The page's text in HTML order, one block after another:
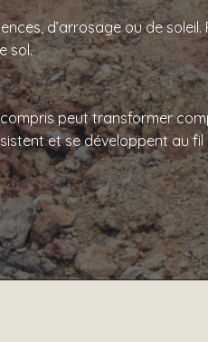
d’arrosage ou de
sol.
compris peut transformer
et se développent au fil